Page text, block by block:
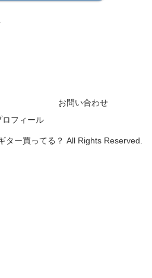
お問い合わせ
ロフィール
ー買ってる？ All Rights Reserved.